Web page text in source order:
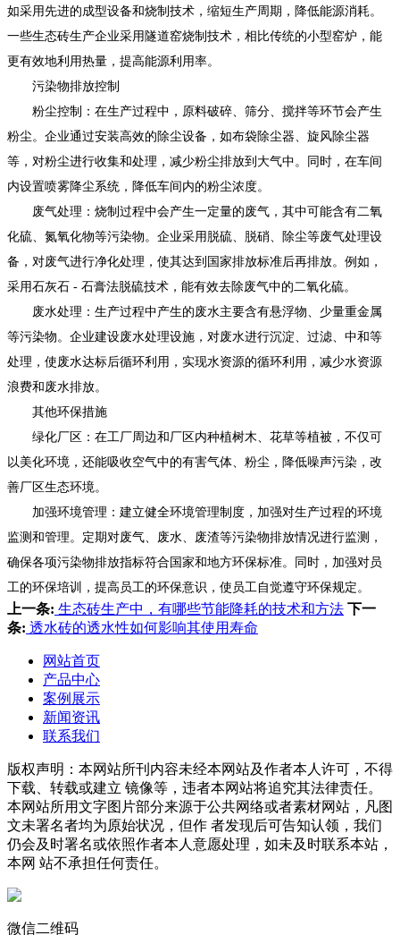
如采用先进的成型设备和烧制技术，缩短生产周期，降低能源消耗。
一些生态砖生产企业采用隧道窑烧制技术，相比传统的小型窑炉，能
更有效地利用热量，提高能源利用率。
污染物排放控制
粉尘控制：在生产过程中，原料破碎、筛分、搅拌等环节会产生
粉尘。企业通过安装高效的除尘设备，如布袋除尘器、旋风除尘器
等，对粉尘进行收集和处理，减少粉尘排放到大气中。同时，在车间
内设置喷雾降尘系统，降低车间内的粉尘浓度。
废气处理：烧制过程中会产生一定量的废气，其中可能含有二氧
化硫、氮氧化物等污染物。企业采用脱硫、脱硝、除尘等废气处理设
备，对废气进行净化处理，使其达到国家排放标准后再排放。例如，
采用石灰石 - 石膏法脱硫技术，能有效去除废气中的二氧化硫。
废水处理：生产过程中产生的废水主要含有悬浮物、少量重金属
等污染物。企业建设废水处理设施，对废水进行沉淀、过滤、中和等
处理，使废水达标后循环利用，实现水资源的循环利用，减少水资源
浪费和废水排放。
其他环保措施
绿化厂区：在工厂周边和厂区内种植树木、花草等植被，不仅可
以美化环境，还能吸收空气中的有害气体、粉尘，降低噪声污染，改
善厂区生态环境。
加强环境管理：建立健全环境管理制度，加强对生产过程的环境
监测和管理。定期对废气、废水、废渣等污染物排放情况进行监测，
确保各项污染物排放指标符合国家和地方环保标准。同时，加强对员
工的环保培训，提高员工的环保意识，使员工自觉遵守环保规定。
上一条: 生态砖生产中，有哪些节能降耗的技术和方法 下一
条: 透水砖的透水性如何影响其使用寿命
网站首页
产品中心
案例展示
新闻资讯
联系我们
版权声明：本网站所刊内容未经本网站及作者本人许可，不得
下载、转载或建立 镜像等，违者本网站将追究其法律责任。
本网站所用文字图片部分来源于公共网络或者素材网站，凡图
文未署名者均为原始状况，但作 者发现后可告知认领，我们
仍会及时署名或依照作者本人意愿处理，如未及时联系本站，
本网 站不承担任何责任。
微信二维码